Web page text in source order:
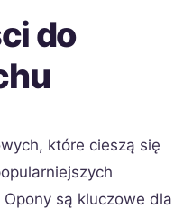
do
które cieszą się
są kluczowe dla